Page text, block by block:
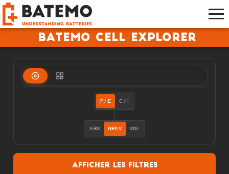
Batemo Cell Explorer
P / E C / I
ABS GRAV VOL
Afficher les filtres